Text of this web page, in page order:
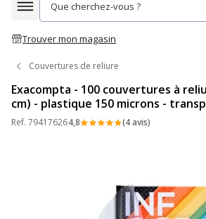
Afficher la navigation
Trouver mon magasin
Couvertures de reliure
Exacompta - 100 couvertures à
cm) - plastique 150 microns -
Ref. 794176264,8 (4 avis)